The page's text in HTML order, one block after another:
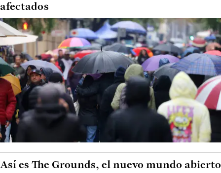
afectados
Así es The Grounds, el nuevo mundo abierto